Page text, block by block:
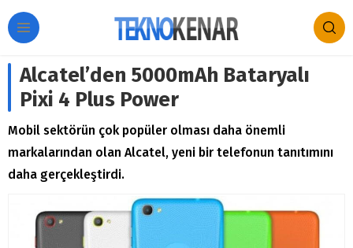
Alcatel’den 5000mAh Bataryalı
Pixi 4 Plus Power
Mobil sektörün çok popüler olması daha önemli
markalarından olan Alcatel, yeni bir telefonun tanıtımını
daha gerçekleştirdi.